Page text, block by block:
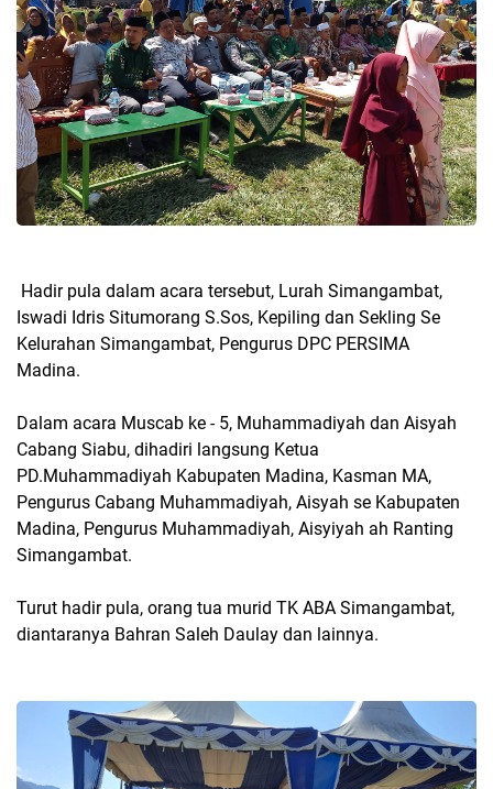
Hadir pula dalam acara tersebut, Lurah Simangambat,
Iswadi Idris Situmorang S.Sos, Kepiling dan Sekling Se
Kelurahan Simangambat, Pengurus DPC PERSIMA
Madina.
Dalam acara Muscab ke - 5, Muhammadiyah dan Aisyah
Cabang Siabu, dihadiri langsung Ketua
PD.Muhammadiyah Kabupaten Madina, Kasman MA,
Pengurus Cabang Muhammadiyah, Aisyah se Kabupaten
Madina, Pengurus Muhammadiyah, Aisyiyah ah Ranting
Simangambat.
Turut hadir pula, orang tua murid TK ABA Simangambat,
diantaranya Bahran Saleh Daulay dan lainnya.